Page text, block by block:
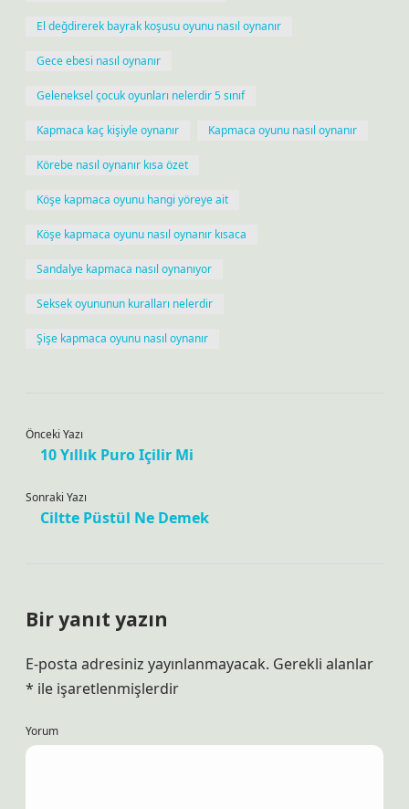
El değdirerek bayrak koşusu oyunu nasıl oynanır
Gece ebesi nasıl oynanır
Geleneksel çocuk oyunları nelerdir 5 sınıf
Kapmaca kaç kişiyle oynanır Kapmaca oyunu nasıl oynanır
Körebe nasıl oynanır kısa özet
Köşe kapmaca oyunu hangi yöreye ait
Köşe kapmaca oyunu nasıl oynanır kısaca
Sandalye kapmaca nasıl oynanıyor
Seksek oyununun kuralları nelerdir
Şişe kapmaca oyunu nasıl oynanır
Önceki Yazı
10 Yıllık Puro Içilir Mi
Sonraki Yazı
Ciltte Püstül Ne Demek
Bir yanıt yazın
E-posta adresiniz yayınlanmayacak. Gerekli alanlar
* ile işaretlenmişlerdir
Yorum